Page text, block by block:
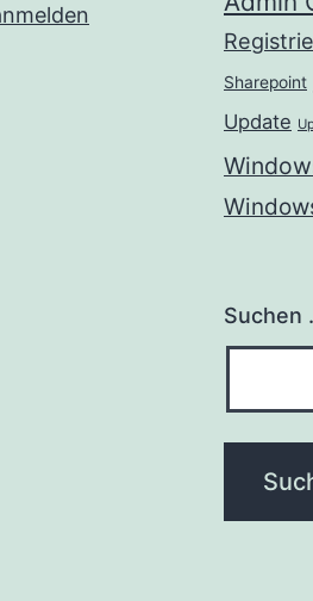
Sharepoint
Update
Suchen